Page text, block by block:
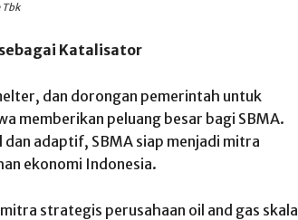
Tbk
Katalisator
dan dorongan pemerintah untuk
memberikan peluang besar bagi SBMA.
adaptif, SBMA siap menjadi mitra
ekonomi Indonesia.
strategis perusahaan oil and gas skala